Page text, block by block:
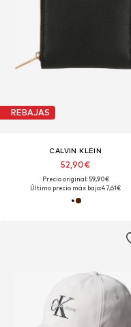
REBAJAS
CALVIN KLEIN
52,90€
Precio original: 59,90€
Último precio más bajo:47,61€